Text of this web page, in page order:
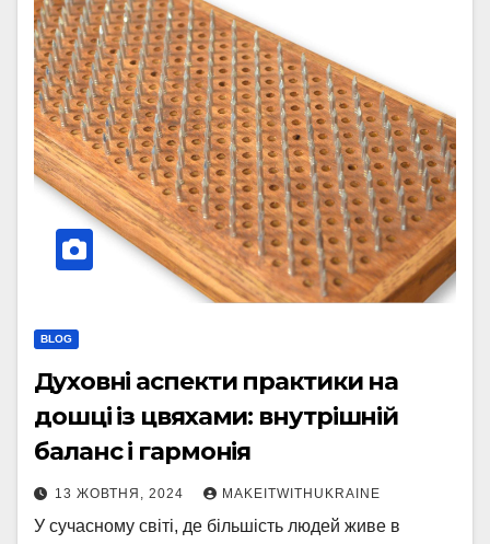
BLOG
Духовні аспекти практики на
дошці із цвяхами: внутрішній
баланс і гармонія
13 ЖОВТНЯ, 2024 MAKEITWITHUKRAINE
У сучасному світі, де більшість людей живе в